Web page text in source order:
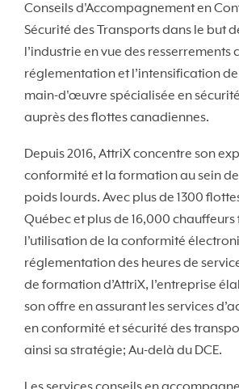
Conseils d'Accompagnement en
Sécurité des Transports dans le but
l’industrie en vue des resserrements
réglementation et l’intensification
main-d'œuvre spécialisée en
auprès des flottes canadiennes.
Depuis 2016, AttriX concentre son
conformité et la formation au sein de
poids lourds. Avec plus de 1300
Québec et plus de 16,000 chauffeurs
l’utilisation de la conformité
réglementation des heures de
de formation d’AttriX, l’entreprise
son offre en assurant les services
en conformité et sécurité des
ainsi sa stratégie; Au-delà du DCE.